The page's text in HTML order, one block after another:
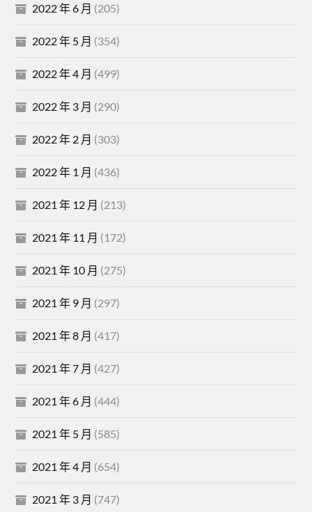
2022 年 6 月 (205)
2022 年 5 月 (354)
2022 年 4 月 (499)
2022 年 3 月 (290)
2022 年 2 月 (303)
2022 年 1 月 (436)
2021 年 12 月 (213)
2021 年 11 月 (172)
2021 年 10 月 (275)
2021 年 9 月 (297)
2021 年 8 月 (417)
2021 年 7 月 (427)
2021 年 6 月 (444)
2021 年 5 月 (585)
2021 年 4 月 (654)
2021 年 3 月 (747)